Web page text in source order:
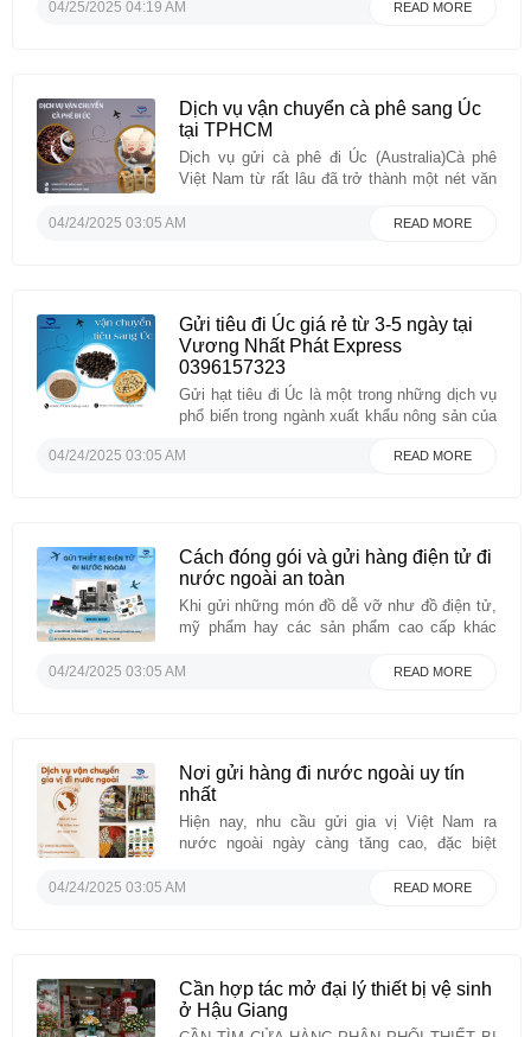
như một vịthuốc.- Hàm lượng chất dinh
04/25/2025 04:19 AM READ MORE
Dịch vụ vận chuyển cà phê sang Úc
tại TPHCM
Dịch vụ gửi cà phê đi Úc (Australia)Cà phê
Việt Nam từ rất lâu đã trở thành một nét văn
người Việt Nam chúng ta. Cà phê Việt có vị
04/24/2025 03:05 AM READ MORE
Gửi tiêu đi Úc giá rẻ từ 3-5 ngày tại
Vương Nhất Phát Express
0396157323
Gửi hạt tiêu đi Úc là một trong những dịch vụ
phổ biến trong ngành xuất khẩu nông sản của
thị trường Úc, việc cung cấp và gửi hàng hóa
04/24/2025 03:05 AM READ MORE
Cách đóng gói và gửi hàng điện tử đi
nước ngoài an toàn
Khi gửi những món đồ dễ vỡ như đồ điện tử,
mỹ phẩm hay các sản phẩm cao cấp khác
gói đúng cách cực kỳ quan trọng để đảm bảo
04/24/2025 03:05 AM READ MORE
Nơi gửi hàng đi nước ngoài uy tín
nhất
Hiện nay, nhu cầu gửi gia vị Việt Nam ra
nước ngoài ngày càng tăng cao, đặc biệt
học tập và làm việc tại các quốc gia như Mỹ,
04/24/2025 03:05 AM READ MORE
Cần hợp tác mở đại lý thiết bị vệ sinh
ở Hậu Giang